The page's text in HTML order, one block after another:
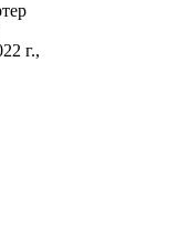
г.,